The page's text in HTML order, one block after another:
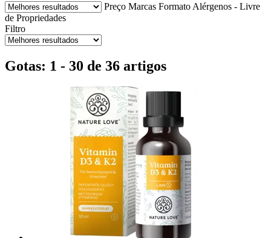
Preço Marcas Formato Alérgenos - Livre
de Propriedades
Filtro
Gotas: 1 - 30 de 36 artigos